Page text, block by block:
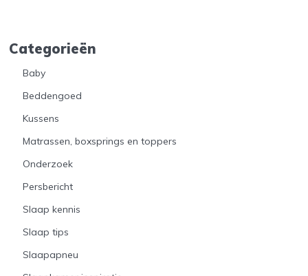
Categorieën
Baby
Beddengoed
Kussens
Matrassen, boxsprings en toppers
Onderzoek
Persbericht
Slaap kennis
Slaap tips
Slaapapneu